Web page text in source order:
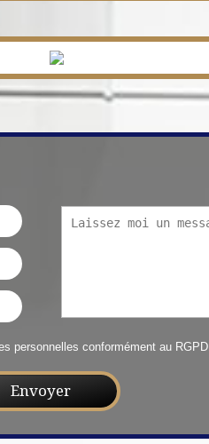
personnelles conformément au RGPD.